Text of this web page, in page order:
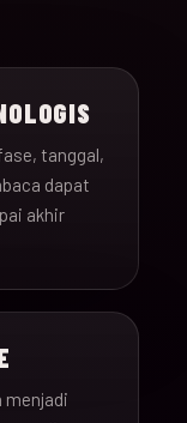
tanggal,
dapat
akhir
menjadi